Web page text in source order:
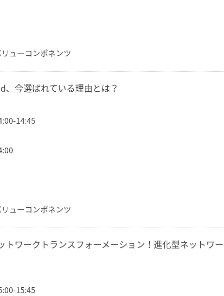
ューコンポネンツ
、今選ばれている理由とは？
14:45
ューコンポネンツ
トワークトランスフォーメーション！進化型ネットワ
15:45